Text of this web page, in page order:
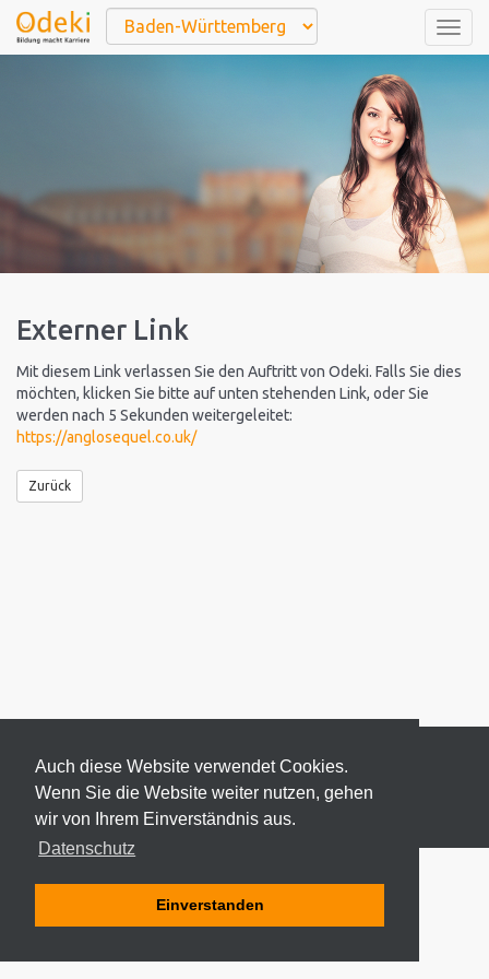
Auch diese Website verwendet Cookies.
Wenn Sie die Website weiter nutzen, gehen
wir von Ihrem Einverständnis aus.
Datenschutz
Einverstanden
Externer Link
Mit diesem Link verlassen Sie den Auftritt von Odeki. Falls Sie dies
möchten, klicken Sie bitte auf unten stehenden Link, oder Sie
werden nach 5 Sekunden weitergeleitet:
https://anglosequel.co.uk/
Zurück
© 2026 ODEKI - ALLE RECHTE VORBEHALTEN